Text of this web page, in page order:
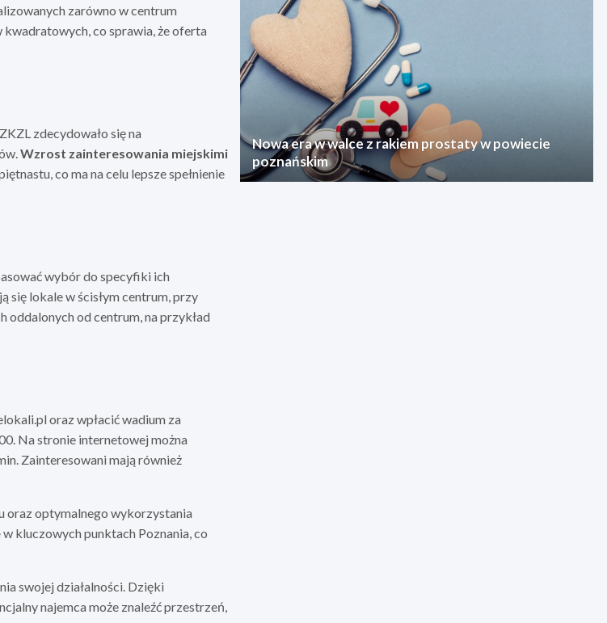
zarówno w centrum
kwadratowych, co sprawia, że oferta
zdecydowało się na
Wzrost zainteresowania miejskimi
co ma na celu lepsze spełnienie
wybór do specyfiki ich
się lokale w ścisłym centrum, przy
oddalonych od centrum, na przykład
oraz wpłacić wadium za
Na stronie internetowej można
Zainteresowani mają również
oraz optymalnego wykorzystania
w kluczowych punktach Poznania, co
swojej działalności. Dzięki
najemca może znaleźć przestrzeń,
Nowa era w walce z rakiem prostaty w powiecie
poznańskim